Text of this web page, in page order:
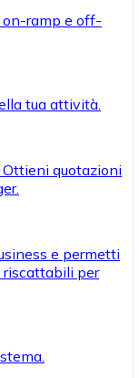
on-ramp e off-
tua attività.
quotazioni
e permetti
riscattabili per